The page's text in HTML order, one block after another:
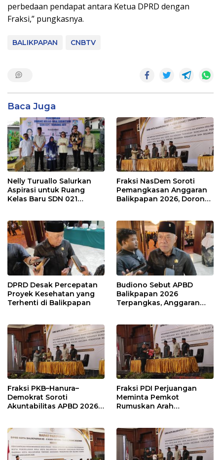
perbedaan pendapat antara Ketua DPRD dengan
Fraksi,” pungkasnya.
BALIKPAPAN CNBTV
Baca Juga
Nelly Turuallo Salurkan
Aspirasi untuk Ruang
Kelas Baru SDN 021
Fraksi NasDem Soroti
Pemangkasan Anggaran
Balikpapan 2026, Dorong
DPRD Desak Percepatan
Proyek Kesehatan yang
Terhenti di Balikpapan
Budiono Sebut APBD
Balikpapan 2026
Terpangkas, Anggaran
Fraksi PKB–Hanura–
Demokrat Soroti
Akuntabilitas APBD 2026
Modal
Fraksi PDI Perjuangan
Meminta Pemkot
Rumuskan Arah
Penyangga IKN